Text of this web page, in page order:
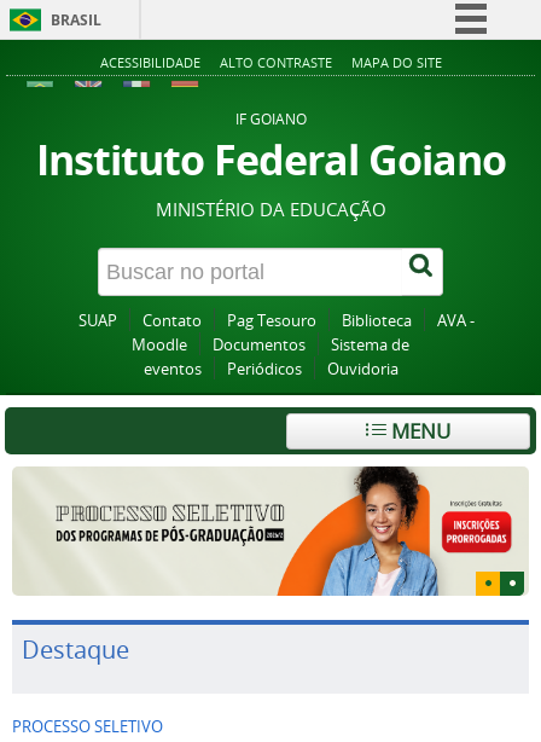
BRASIL
Simplifique!
Acesso à informação
Legislação
Canais
ACESSIBILIDADE ALTO CONTRASTE MAPA DO SITE
IF GOIANO
Instituto Federal Goiano
MINISTÉRIO DA EDUCAÇÃO
SUAP Contato Pag Tesouro Biblioteca
AVA -
Moodle
Documentos
Sistema de
eventos
Periódicos Ouvidoria
MENU
Destaque
PROCESSO SELETIVO